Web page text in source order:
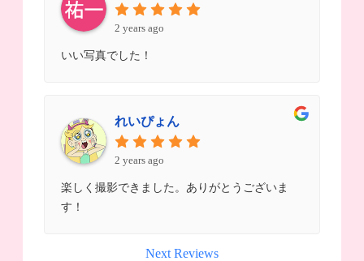
2 years ago
いい写真でした！
れいぴょん
2 years ago
楽しく撮影できました。ありがとうございま
す！
Next Reviews